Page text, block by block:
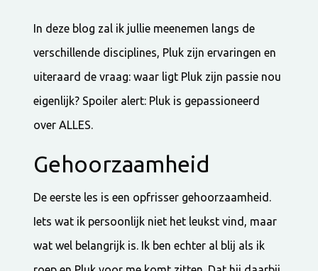
In deze blog zal ik jullie meenemen langs de
verschillende disciplines, Pluk zijn ervaringen en
uiteraard de vraag: waar ligt Pluk zijn passie nou
eigenlijk? Spoiler alert: Pluk is gepassioneerd
over ALLES.
Gehoorzaamheid
De eerste les is een opfrisser gehoorzaamheid.
Iets wat ik persoonlijk niet het leukst vind, maar
wat wel belangrijk is. Ik ben echter al blij als ik